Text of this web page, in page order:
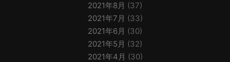
2021年8月 (37)
2021年7月 (33)
2021年6月 (30)
2021年5月 (32)
2021年4月 (30)